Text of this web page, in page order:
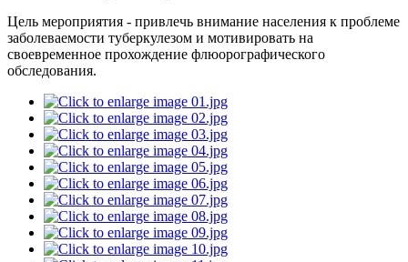
Цель мероприятия - привлечь внимание населения к проблеме
заболеваемости туберкулезом и мотивировать на
своевременное прохождение флюорографического
обследования.